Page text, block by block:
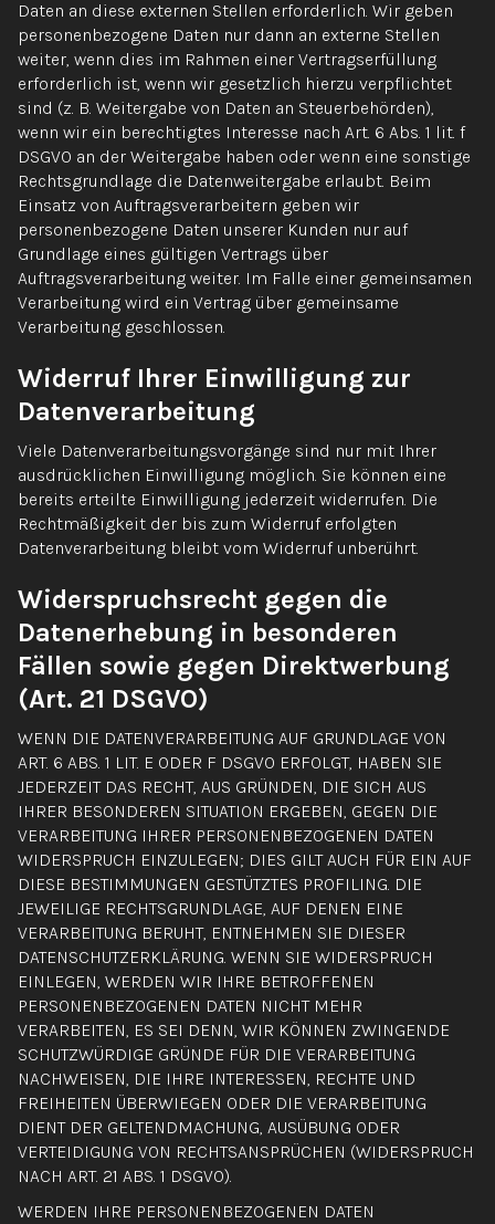
Daten an diese externen Stellen erforderlich. Wir geben
personenbezogene Daten nur dann an externe Stellen
weiter, wenn dies im Rahmen einer Vertragserfüllung
erforderlich ist, wenn wir gesetzlich hierzu verpflichtet
sind (z. B. Weitergabe von Daten an Steuerbehörden),
wenn wir ein berechtigtes Interesse nach Art. 6 Abs. 1 lit. f
DSGVO an der Weitergabe haben oder wenn eine sonstige
Rechtsgrundlage die Datenweitergabe erlaubt. Beim
Einsatz von Auftragsverarbeitern geben wir
personenbezogene Daten unserer Kunden nur auf
Grundlage eines gültigen Vertrags über
Auftragsverarbeitung weiter. Im Falle einer gemeinsamen
Verarbeitung wird ein Vertrag über gemeinsame
Verarbeitung geschlossen.
Widerruf Ihrer Einwilligung zur
Datenverarbeitung
Viele Datenverarbeitungsvorgänge sind nur mit Ihrer
ausdrücklichen Einwilligung möglich. Sie können eine
bereits erteilte Einwilligung jederzeit widerrufen. Die
Rechtmäßigkeit der bis zum Widerruf erfolgten
Datenverarbeitung bleibt vom Widerruf unberührt.
Widerspruchsrecht gegen die
Datenerhebung in besonderen
Fällen sowie gegen Direktwerbung
(Art. 21 DSGVO)
WENN DIE DATENVERARBEITUNG AUF GRUNDLAGE VON
ART. 6 ABS. 1 LIT. E ODER F DSGVO ERFOLGT, HABEN SIE
JEDERZEIT DAS RECHT, AUS GRÜNDEN, DIE SICH AUS
IHRER BESONDEREN SITUATION ERGEBEN, GEGEN DIE
VERARBEITUNG IHRER PERSONENBEZOGENEN DATEN
WIDERSPRUCH EINZULEGEN; DIES GILT AUCH FÜR EIN AUF
DIESE BESTIMMUNGEN GESTÜTZTES PROFILING. DIE
JEWEILIGE RECHTSGRUNDLAGE, AUF DENEN EINE
VERARBEITUNG BERUHT, ENTNEHMEN SIE DIESER
DATENSCHUTZERKLÄRUNG. WENN SIE WIDERSPRUCH
EINLEGEN, WERDEN WIR IHRE BETROFFENEN
PERSONENBEZOGENEN DATEN NICHT MEHR
VERARBEITEN, ES SEI DENN, WIR KÖNNEN ZWINGENDE
SCHUTZWÜRDIGE GRÜNDE FÜR DIE VERARBEITUNG
NACHWEISEN, DIE IHRE INTERESSEN, RECHTE UND
FREIHEITEN ÜBERWIEGEN ODER DIE VERARBEITUNG
DIENT DER GELTENDMACHUNG, AUSÜBUNG ODER
VERTEIDIGUNG VON RECHTSANSPRÜCHEN (WIDERSPRUCH
NACH ART. 21 ABS. 1 DSGVO).
WERDEN IHRE PERSONENBEZOGENEN DATEN